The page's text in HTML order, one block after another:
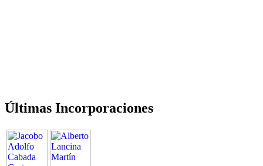
Últimas Incorporaciones